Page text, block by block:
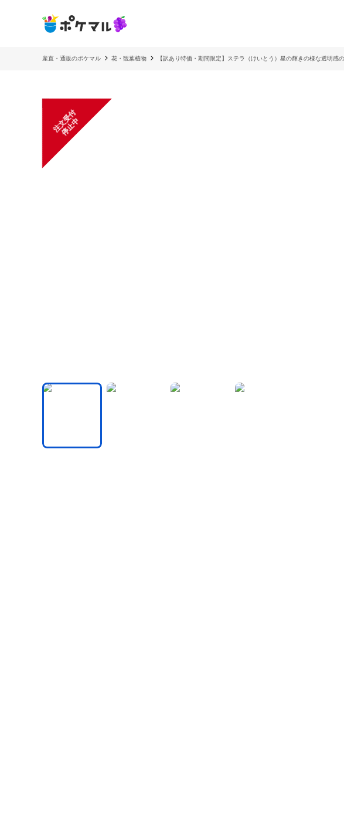
産直・通販のポケマル 花・観葉植物 【訳あり特価・期間限定】ステラ（けいとう）星の輝きの様な透明感
注
文
受
付
停
止
中